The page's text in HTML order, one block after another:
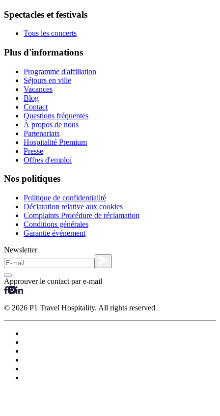
Spectacles et festivals
Tous les concerts
Plus d'informations
Programme d'affiliation
Séjours en ville
Vacances
Blog
Contact
Questions fréquentes
À propos de nous
Partenariats
Hospitalité Premium
Presse
Offres d'emploi
Nos politiques
Politique de confidentialité
Déclaration relative aux cookies
Complaints Procédure de réclamation
Conditions générales
Garantie événement
Newsletter
Approuver le contact par e-mail
© 2026 P1 Travel Hospitality. All rights reserved